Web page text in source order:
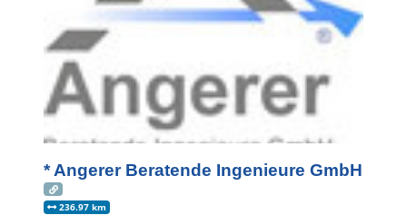
* Angerer Beratende Ingenieure GmbH
236.97 km